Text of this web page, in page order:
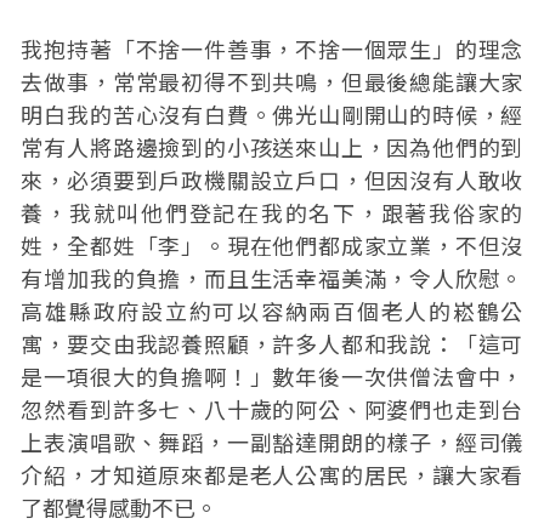
我抱持著「不捨一件善事，不捨一個眾生」的理念
去做事，常常最初得不到共鳴，但最後總能讓大家
明白我的苦心沒有白費。佛光山剛開山的時候，經
常有人將路邊撿到的小孩送來山上，因為他們的到
來，必須要到戶政機關設立戶口，但因沒有人敢收
養，我就叫他們登記在我的名下，跟著我俗家的
姓，全都姓「李」。現在他們都成家立業，不但沒
有增加我的負擔，而且生活幸福美滿，令人欣慰。
高雄縣政府設立約可以容納兩百個老人的崧鶴公
寓，要交由我認養照顧，許多人都和我說：「這可
是一項很大的負擔啊！」數年後一次供僧法會中，
忽然看到許多七、八十歲的阿公、阿婆們也走到台
上表演唱歌、舞蹈，一副豁達開朗的樣子，經司儀
介紹，才知道原來都是老人公寓的居民，讓大家看
了都覺得感動不已。